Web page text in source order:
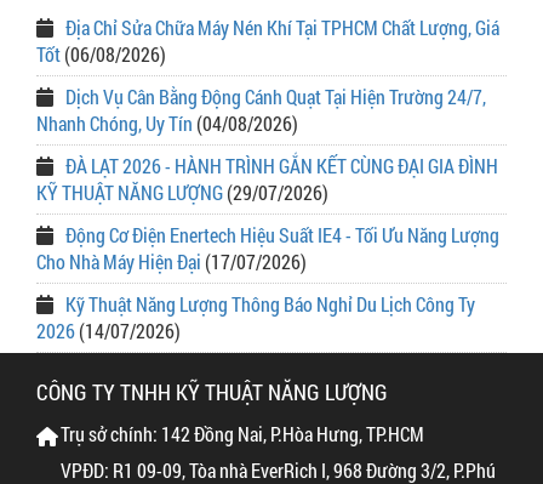
Địa Chỉ Sửa Chữa Máy Nén Khí Tại TPHCM Chất Lượng, Giá
Tốt(06/08/2026)
Dịch Vụ Cân Bằng Động Cánh Quạt Tại Hiện Trường 24/7,
Nhanh Chóng, Uy Tín (04/08/2026)
ĐÀ LẠT 2026 - HÀNH TRÌNH GẮN KẾT CÙNG ĐẠI GIA ĐÌNH
KỸ THUẬT NĂNG LƯỢNG(29/07/2026)
Động Cơ Điện Enertech Hiệu Suất IE4 - Tối Ưu Năng Lượng
Cho Nhà Máy Hiện Đại (17/07/2026)
Kỹ Thuật Năng Lượng Thông Báo Nghỉ Du Lịch Công Ty
2026(14/07/2026)
CÔNG TY TNHH KỸ THUẬT NĂNG LƯỢNG
Trụ sở chính: 142 Đồng Nai, P.Hòa Hưng, TP.HCM
VPĐD: R1 09-09, Tòa nhà EverRich I, 968 Đường 3/2, P.Phú